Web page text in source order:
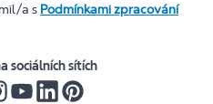
a s Podmínkami zpracování
sociálních sítích